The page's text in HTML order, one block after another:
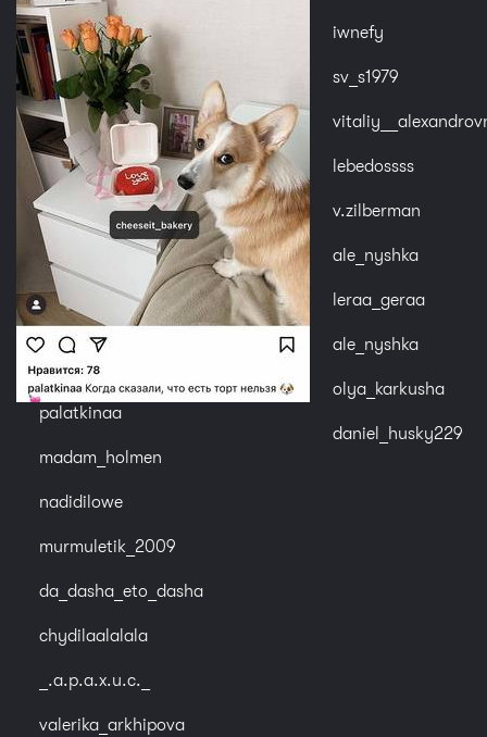
palatkinaa
madam_holmen
nadidilowe
murmuletik_2009
da_dasha_eto_dasha
chydilaalalala
_.a.p.a.x.u.c._
valerika_arkhipova
iwnefy
sv_s1979
lebedossss
v.zilberman
ale_nyshka
leraa_geraa
ale_nyshka
olya_karkusha
daniel_husky229